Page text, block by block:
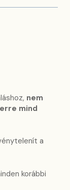
nem
mind
a
korábbi